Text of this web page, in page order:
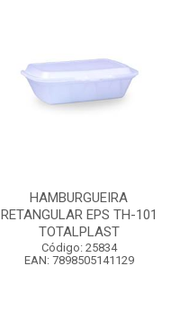
HAMBURGUEIRA
RETANGULAR EPS TH-101
TOTALPLAST
Código: 25834
EAN: 7898505141129